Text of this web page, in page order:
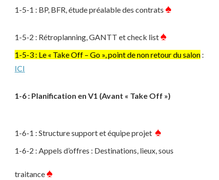
1-5-1 : BP, BFR, étude préalable des contrats ♠
1-5-2 : Rétroplanning, GANTT et check list♠
1-5-3 : Le « Take Off – Go », point de non retour du salon :
ICI
1-6 : Planification en V1 (Avant « Take Off »)
1-6-1 : Structure support et équipe projet ♠
1-6-2 : Appels d’offres : Destinations, lieux, sous
traitance♠